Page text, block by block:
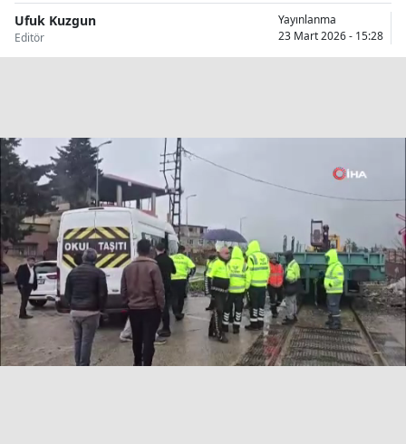
Bursa
Çanakkale
Çankırı
Çorum
Denizli
Ufuk Kuzgun
Editör
Yayınlanma
23 Mart 2026 - 15:28